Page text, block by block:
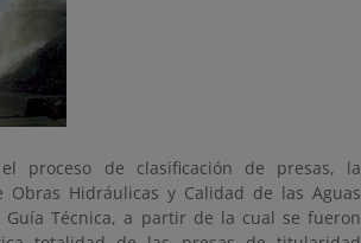
el proceso de clasificación de presas, la
Obras Hidráulicas y Calidad de las Aguas
Guía Técnica, a partir de la cual se fueron